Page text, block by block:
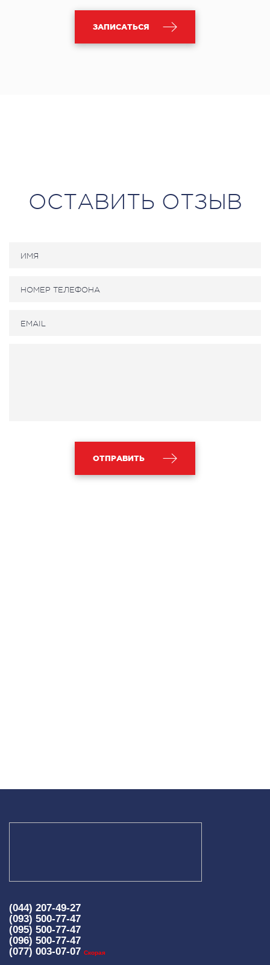
ЗАПИСАТЬСЯ
ОСТАВИТЬ ОТЗЫВ
ОТПРАВИТЬ
(044) 207-49-27
(093) 500-77-47
(095) 500-77-47
(096) 500-77-47
(077) 003-07-07 Скорая